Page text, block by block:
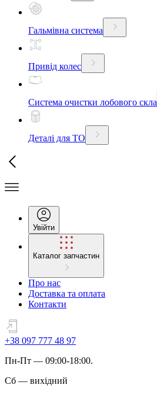
Гальмівна система
Привід колес
Система очистки лобового скла
Деталі для ТО
Увійти
Каталог запчастин
Про нас
Доставка та оплата
Контакти
+38 097 777 48 97
Пн-Пт — 09:00-18:00.
Сб — вихідний